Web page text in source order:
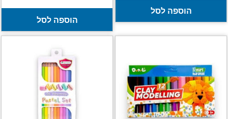
הוספה לסל
הוספה לסל